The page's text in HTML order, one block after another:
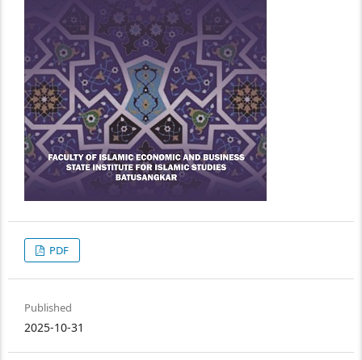
PDF
Published
2025-10-31